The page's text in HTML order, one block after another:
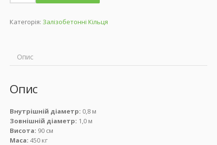
Категорія: Залізобетонні Кільця
Опис
Опис
Внутрішній діаметр: 0,8 м
Зовнішній діаметр: 1,0 м
Висота: 90 см
Маса: 450 кг